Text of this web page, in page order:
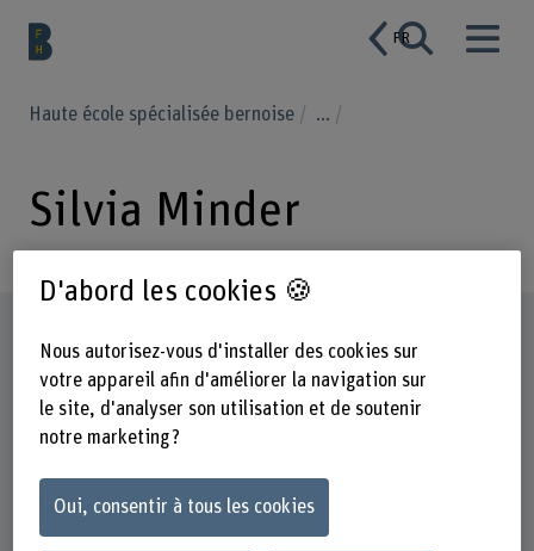
FR
Haute école spécialisée bernoise ...
Silvia Minder
D'abord les cookies 🍪
Nous autorisez-vous d'installer des cookies sur
votre appareil afin d'améliorer la navigation sur
le site, d'analyser son utilisation et de soutenir
notre marketing ?
Oui, consentir à tous les cookies